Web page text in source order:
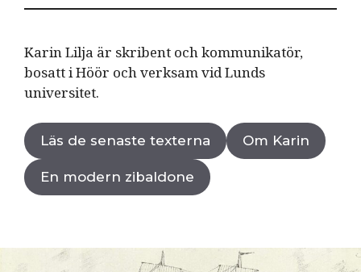
Karin Lilja är skribent och kommunikatör,
bosatt i Höör och verksam vid Lunds
universitet.
Läs de senaste texterna Om Karin
En modern zibaldone